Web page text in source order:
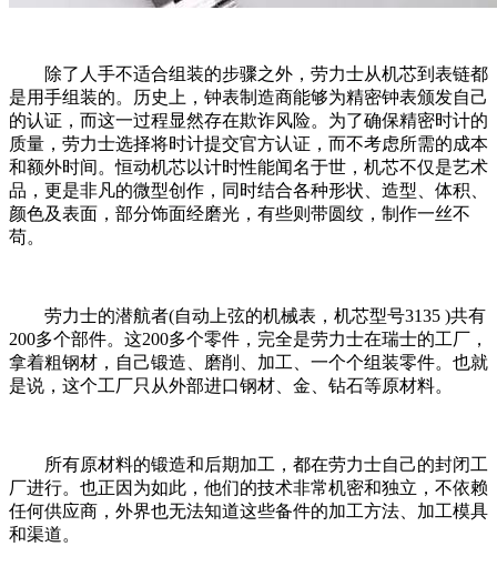
除了人手不适合组装的步骤之外，劳力士从机芯到表链都
是用手组装的。历史上，钟表制造商能够为精密钟表颁发自己
的认证，而这一过程显然存在欺诈风险。为了确保精密时计的
质量，劳力士选择将时计提交官方认证，而不考虑所需的成本
和额外时间。恒动机芯以计时性能闻名于世，机芯不仅是艺术
品，更是非凡的微型创作，同时结合各种形状、造型、体积、
颜色及表面，部分饰面经磨光，有些则带圆纹，制作一丝不
苟。
劳力士的潜航者(自动上弦的机械表，机芯型号3135 )共有
200多个部件。这200多个零件，完全是劳力士在瑞士的工厂，
拿着粗钢材，自己锻造、磨削、加工、一个个组装零件。也就
是说，这个工厂只从外部进口钢材、金、钻石等原材料。
所有原材料的锻造和后期加工，都在劳力士自己的封闭工
厂进行。也正因为如此，他们的技术非常机密和独立，不依赖
任何供应商，外界也无法知道这些备件的加工方法、加工模具
和渠道。